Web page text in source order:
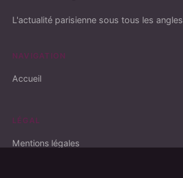
L'actualité parisienne sous tous les angles
NAVIGATION
Accueil
LÉGAL
Mentions légales